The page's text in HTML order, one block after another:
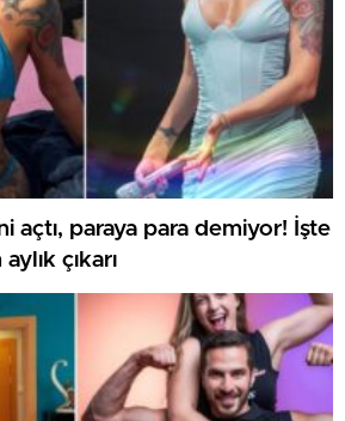
açtı, paraya para demiyor! İşte
çıkarı